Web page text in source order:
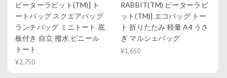
ピーターラビット(TM)] ト
ートバッグ スクエアバッグ
ランチバッグ ミニトート 底
板付き 自立 撥水 ビニール
トート
¥2,750
RABBIT(TM) ピーターラビ
ット(TM)] エコバッグ トー
ト 折りたたみ 軽量 A4 うさ
ぎ マルシェバッグ
¥1,650